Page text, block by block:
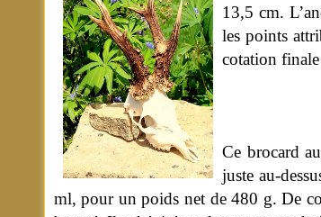
13,5 cm.
les points
cotation
Ce brocard
juste au-
ml, pour un poids net de 480 g. De